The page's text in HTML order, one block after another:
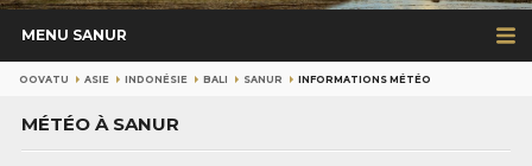
MENU SANUR
OOVATU ASIE INDONÉSIE BALI SANUR INFORMATIONS MÉTÉO
MÉTÉO À SANUR